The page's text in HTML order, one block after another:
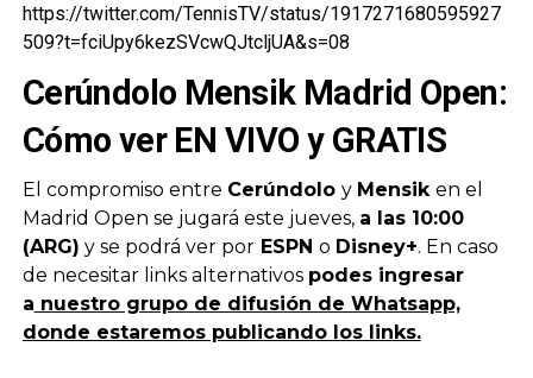
https://twitter.com/TennisTV/status/1917271680595927
509?t=fciUpy6kezSVcwQJtcljUA&s=08
Cerúndolo Mensik Madrid Open:
Cómo ver EN VIVO y GRATIS
El compromiso entre Cerúndolo y Mensik en el
Madrid Open se jugará este jueves, a las 10:00
(ARG) y se podrá ver porESPN o Disney+. En caso
de necesitar links alternativos podes ingresar
a nuestro grupo de difusión de Whatsapp,
donde estaremos publicando los links.